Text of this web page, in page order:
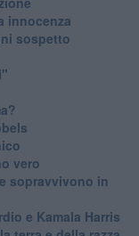
innocenza
sospetto
vero
sopravvivono in
e Kamala Harris